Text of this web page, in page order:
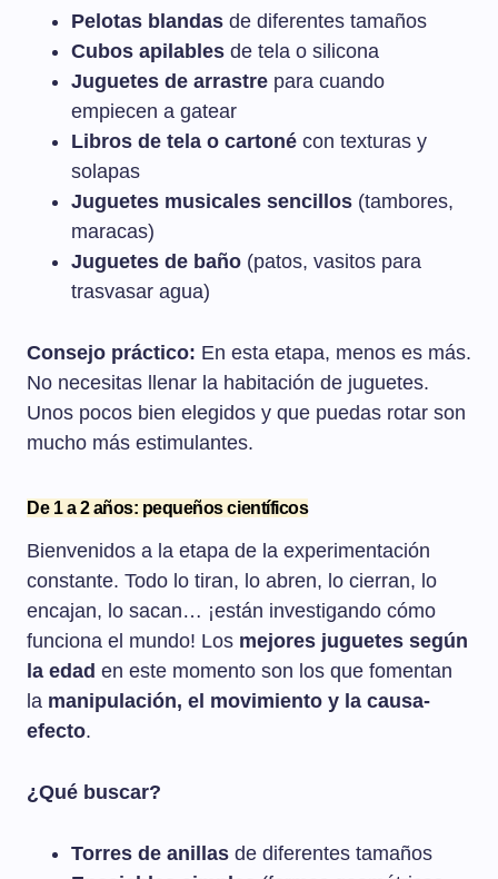
Pelotas blandas de diferentes tamaños
Cubos apilables de tela o silicona
Juguetes de arrastre para cuando
empiecen a gatear
Libros de tela o cartoné con texturas y
solapas
Juguetes musicales sencillos (tambores,
maracas)
Juguetes de baño (patos, vasitos para
trasvasar agua)
Consejo práctico: En esta etapa, menos es más.
No necesitas llenar la habitación de juguetes.
Unos pocos bien elegidos y que puedas rotar son
mucho más estimulantes.
De 1 a 2 años: pequeños científicos
Bienvenidos a la etapa de la experimentación
constante. Todo lo tiran, lo abren, lo cierran, lo
encajan, lo sacan… ¡están investigando cómo
funciona el mundo! Los mejores juguetes según
la edad en este momento son los que fomentan
la manipulación, el movimiento y la causa-
efecto.
¿Qué buscar?
Torres de anillas de diferentes tamaños